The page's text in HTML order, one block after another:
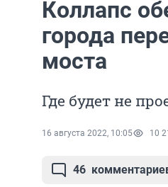
Коллапс
города
моста
Где будет не
16 августа 2022, 10:05 10
46